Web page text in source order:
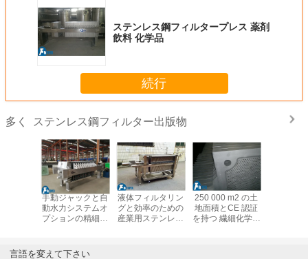
ステンレス鋼フィルタープレス 薬剤
飲料 化学品
続行
多く ステンレス鋼フィルター出版物
手動ジャックと自
動水力システムオ
プションの精細化
ンレス鋼フィルタ
液体フィルタリン
グと効率のための
産業用ステンレス
250 000 m2 の土
地面積とCE 認証
を持つ 繊細化学薬
言語を変えて下さい